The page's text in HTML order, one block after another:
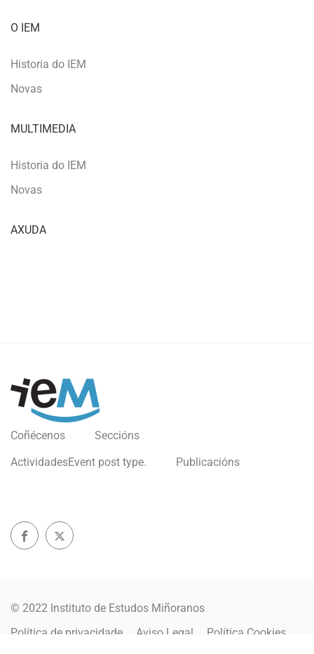
O IEM
Historia do IEM
Novas
MULTIMEDIA
Historia do IEM
Novas
AXUDA
Coñécenos
Seccións
ActividadesEvent post type. Publicacións
© 2022 Instituto de Estudos Miñoranos
Política de privacidade
Aviso Legal Política Cookies